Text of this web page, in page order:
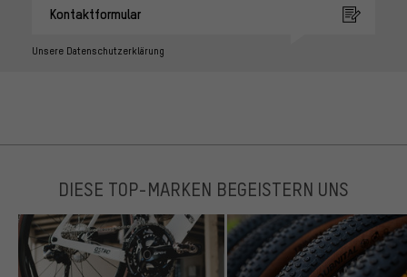
Kontaktformular
Unsere Datenschutzerklärung
DIESE TOP-MARKEN BEGEISTERN UNS